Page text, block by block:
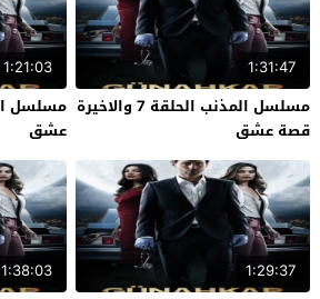
1:31:47
مسلسل المذنب الحلقة 7 والاخيرة
قصة عشق
1:21:03
عشق
1:29:37
1:38:03